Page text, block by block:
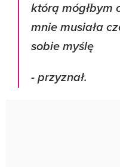
którą mógłbym
mnie musiała
sobie myślę
- przyznał.